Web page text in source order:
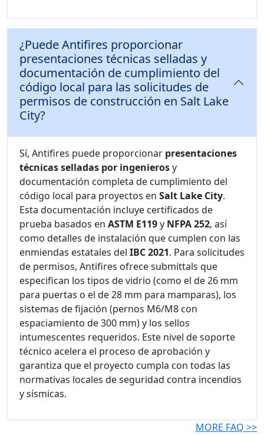
¿Puede Antifires proporcionar
presentaciones técnicas selladas y
documentación de cumplimiento del
código local para las solicitudes de
permisos de construcción en Salt Lake
City?
Sí, Antifires puede proporcionar presentaciones
técnicas selladas por ingenierosy
documentación completa de cumplimiento del
código local para proyectos en Salt Lake City.
Esta documentación incluye certificados de
prueba basados en ASTM E119y NFPA 252, así
como detalles de instalación que cumplen con las
enmiendas estatales del IBC 2021. Para solicitudes
de permisos, Antifires ofrece submittals que
especifican los tipos de vidrio (como el de 26 mm
para puertas o el de 28 mm para mamparas), los
sistemas de fijación (pernos M6/M8 con
espaciamiento de 300 mm) y los sellos
intumescentes requeridos. Este nivel de soporte
técnico acelera el proceso de aprobación y
garantiza que el proyecto cumpla con todas las
normativas locales de seguridad contra incendios
y sísmicas.
MORE FAQ >>